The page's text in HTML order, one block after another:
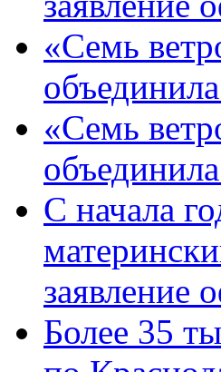
«Семь
«Семь
С начала
заявление
Более 35